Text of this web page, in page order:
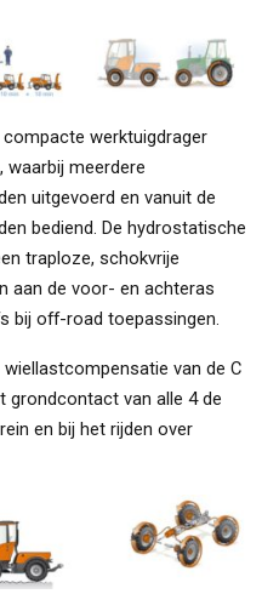
werktuigdrager
waarbij meerdere
uitgevoerd en vanuit de
bediend. De hydrostatische
traploze, schokvrije
aan de voor- en achteras
bij off-road toepassingen.
van de C
grondcontact van alle 4 de
en bij het rijden over